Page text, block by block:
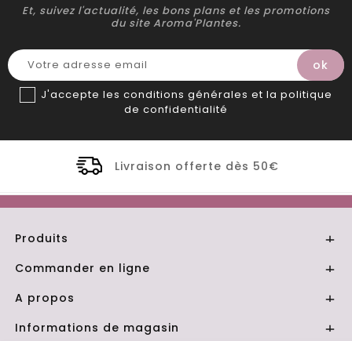
Et, suivez l'actualité, les bons plans et les promotions
du site Aroma'Plantes.
J'accepte les conditions générales et la politique
de confidentialité
Livraison offerte dès 50€
Produits 
Commander en ligne 
A propos 
Informations de magasin 